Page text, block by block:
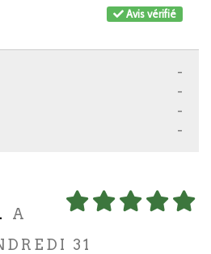
Avis vérifié
-
-
-
-
A
31